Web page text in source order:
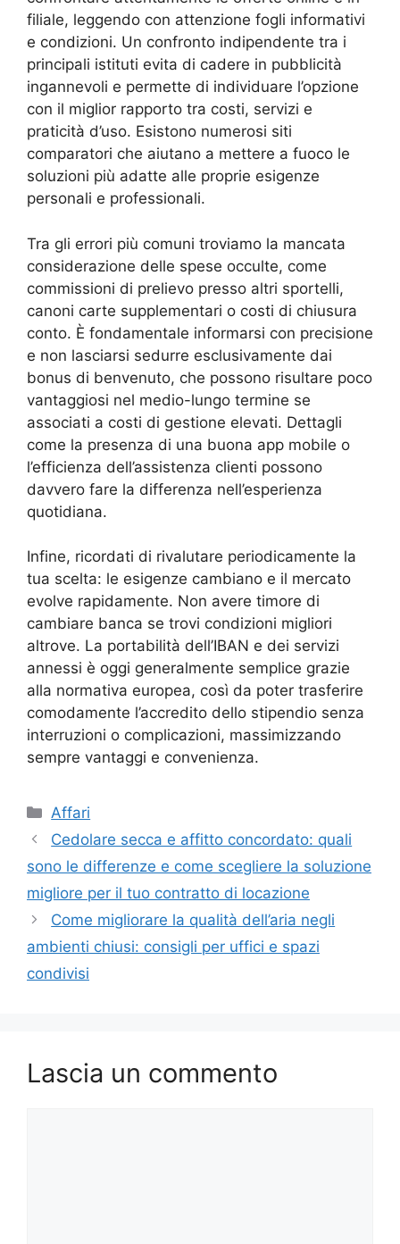
filiale, leggendo con attenzione fogli informativi
e condizioni. Un confronto indipendente tra i
principali istituti evita di cadere in pubblicità
ingannevoli e permette di individuare l’opzione
con il miglior rapporto tra costi, servizi e
praticità d’uso. Esistono numerosi siti
comparatori che aiutano a mettere a fuoco le
soluzioni più adatte alle proprie esigenze
personali e professionali.
Tra gli errori più comuni troviamo la mancata
considerazione delle spese occulte, come
commissioni di prelievo presso altri sportelli,
canoni carte supplementari o costi di chiusura
conto. È fondamentale informarsi con precisione
e non lasciarsi sedurre esclusivamente dai
bonus di benvenuto, che possono risultare poco
vantaggiosi nel medio-lungo termine se
associati a costi di gestione elevati. Dettagli
come la presenza di una buona app mobile o
l’efficienza dell’assistenza clienti possono
davvero fare la differenza nell’esperienza
quotidiana.
Infine, ricordati di rivalutare periodicamente la
tua scelta: le esigenze cambiano e il mercato
evolve rapidamente. Non avere timore di
cambiare banca se trovi condizioni migliori
altrove. La portabilità dell’IBAN e dei servizi
annessi è oggi generalmente semplice grazie
alla normativa europea, così da poter trasferire
comodamente l’accredito dello stipendio senza
interruzioni o complicazioni, massimizzando
sempre vantaggi e convenienza.
Categorie
Affari
Cedolare secca e affitto concordato: quali
sono le differenze e come scegliere la soluzione
migliore per il tuo contratto di locazione
Come migliorare la qualità dell’aria negli
ambienti chiusi: consigli per uffici e spazi
condivisi
Lascia un commento